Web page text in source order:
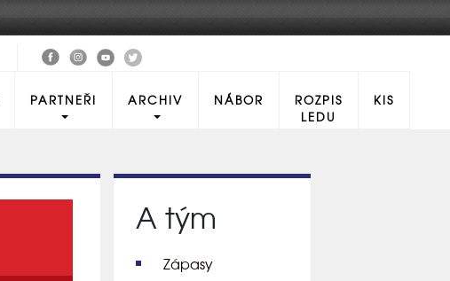
PARTNEŘI ARCHIV NÁBOR
ROZPIS
LEDU
KIS
A tým
Zápasy